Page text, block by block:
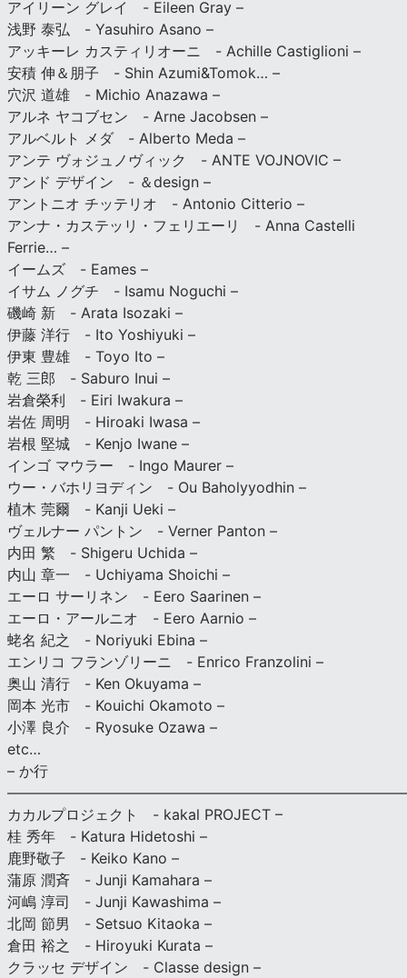
アイリーン グレイ - Eileen Gray –
浅野 泰弘 - Yasuhiro Asano –
アッキーレ カスティリオーニ - Achille Castiglioni –
安積 伸＆朋子 - Shin Azumi&Tomok… –
穴沢 道雄 - Michio Anazawa –
アルネ ヤコブセン - Arne Jacobsen –
アルベルト メダ - Alberto Meda –
アンテ ヴォジュノヴィック - ANTE VOJNOVIC –
アンド デザイン - ＆design –
アントニオ チッテリオ - Antonio Citterio –
アンナ・カステッリ・フェリエーリ - Anna Castelli
Ferrie… –
イームズ - Eames –
イサム ノグチ - Isamu Noguchi –
磯崎 新 - Arata Isozaki –
伊藤 洋行 - Ito Yoshiyuki –
伊東 豊雄 - Toyo Ito –
乾 三郎 - Saburo Inui –
岩倉榮利 - Eiri Iwakura –
岩佐 周明 - Hiroaki Iwasa –
岩根 堅城 - Kenjo Iwane –
インゴ マウラー - Ingo Maurer –
ウー・バホリヨディン - Ou Baholyyodhin –
植木 莞爾 - Kanji Ueki –
ヴェルナー パントン - Verner Panton –
内田 繁 - Shigeru Uchida –
内山 章一 - Uchiyama Shoichi –
エーロ サーリネン - Eero Saarinen –
エーロ・アールニオ - Eero Aarnio –
蛯名 紀之 - Noriyuki Ebina –
エンリコ フランゾリーニ - Enrico Franzolini –
奥山 清行 - Ken Okuyama –
岡本 光市 - Kouichi Okamoto –
小澤 良介 - Ryosuke Ozawa –
etc…
– か行
カカルプロジェクト - kakal PROJECT –
桂 秀年 - Katura Hidetoshi –
鹿野敬子 - Keiko Kano –
蒲原 潤斉 - Junji Kamahara –
河嶋 淳司 - Junji Kawashima –
北岡 節男 - Setsuo Kitaoka –
倉田 裕之 - Hiroyuki Kurata –
クラッセ デザイン - Classe design –